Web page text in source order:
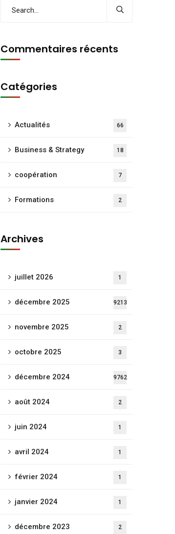
Commentaires récents
Catégories
Actualités 66
Business & Strategy 18
coopération 7
Formations 2
Archives
juillet 2026 1
décembre 2025 9213
novembre 2025 2
octobre 2025 3
décembre 2024 9762
août 2024 2
juin 2024 1
avril 2024 1
février 2024 1
janvier 2024 1
décembre 2023 2